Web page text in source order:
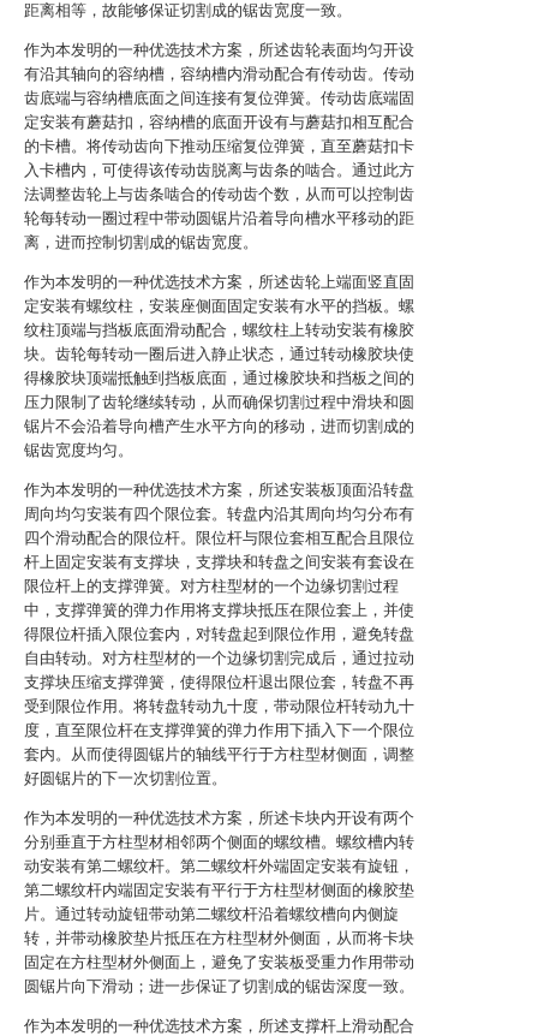
距离相等，故能够保证切割成的锯齿宽度一致。
作为本发明的一种优选技术方案，所述齿轮表面均匀开设
有沿其轴向的容纳槽，容纳槽内滑动配合有传动齿。传动
齿底端与容纳槽底面之间连接有复位弹簧。传动齿底端固
定安装有蘑菇扣，容纳槽的底面开设有与蘑菇扣相互配合
的卡槽。将传动齿向下推动压缩复位弹簧，直至蘑菇扣卡
入卡槽内，可使得该传动齿脱离与齿条的啮合。通过此方
法调整齿轮上与齿条啮合的传动齿个数，从而可以控制齿
轮每转动一圈过程中带动圆锯片沿着导向槽水平移动的距
离，进而控制切割成的锯齿宽度。
作为本发明的一种优选技术方案，所述齿轮上端面竖直固
定安装有螺纹柱，安装座侧面固定安装有水平的挡板。螺
纹柱顶端与挡板底面滑动配合，螺纹柱上转动安装有橡胶
块。齿轮每转动一圈后进入静止状态，通过转动橡胶块使
得橡胶块顶端抵触到挡板底面，通过橡胶块和挡板之间的
压力限制了齿轮继续转动，从而确保切割过程中滑块和圆
锯片不会沿着导向槽产生水平方向的移动，进而切割成的
锯齿宽度均匀。
作为本发明的一种优选技术方案，所述安装板顶面沿转盘
周向均匀安装有四个限位套。转盘内沿其周向均匀分布有
四个滑动配合的限位杆。限位杆与限位套相互配合且限位
杆上固定安装有支撑块，支撑块和转盘之间安装有套设在
限位杆上的支撑弹簧。对方柱型材的一个边缘切割过程
中，支撑弹簧的弹力作用将支撑块抵压在限位套上，并使
得限位杆插入限位套内，对转盘起到限位作用，避免转盘
自由转动。对方柱型材的一个边缘切割完成后，通过拉动
支撑块压缩支撑弹簧，使得限位杆退出限位套，转盘不再
受到限位作用。将转盘转动九十度，带动限位杆转动九十
度，直至限位杆在支撑弹簧的弹力作用下插入下一个限位
套内。从而使得圆锯片的轴线平行于方柱型材侧面，调整
好圆锯片的下一次切割位置。
作为本发明的一种优选技术方案，所述卡块内开设有两个
分别垂直于方柱型材相邻两个侧面的螺纹槽。螺纹槽内转
动安装有第二螺纹杆。第二螺纹杆外端固定安装有旋钮，
第二螺纹杆内端固定安装有平行于方柱型材侧面的橡胶垫
片。通过转动旋钮带动第二螺纹杆沿着螺纹槽向内侧旋
转，并带动橡胶垫片抵压在方柱型材外侧面，从而将卡块
固定在方柱型材外侧面上，避免了安装板受重力作用带动
圆锯片向下滑动；进一步保证了切割成的锯齿深度一致。
作为本发明的一种优选技术方案，所述支撑杆上滑动配合